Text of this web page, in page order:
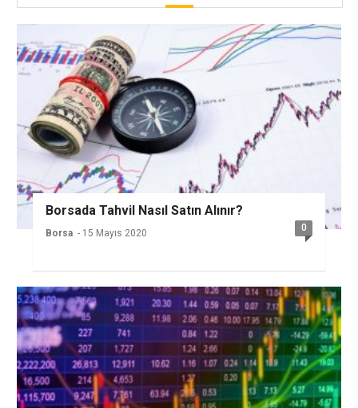
Borsada Tahvil Nasıl Satın Alınır?
Borsa - 15 Mayıs 2020 0